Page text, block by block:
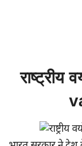
राष्ट्रीय